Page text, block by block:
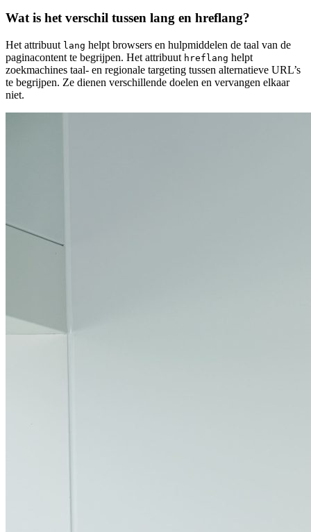
Wat is het verschil tussen lang en hreflang?
Het attribuut lang helpt browsers en hulpmiddelen de taal van de
paginacontent te begrijpen. Het attribuut hreflang helpt
zoekmachines taal- en regionale targeting tussen alternatieve URL’s
te begrijpen. Ze dienen verschillende doelen en vervangen elkaar
niet.